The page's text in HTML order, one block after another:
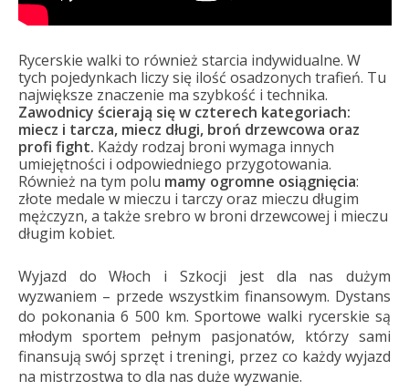
Rycerskie walki to również starcia indywidualne. W
tych pojedynkach liczy się ilość osadzonych trafień. Tu
największe znaczenie ma szybkość i technika.
Zawodnicy ścierają się w czterech kategoriach:
miecz i tarcza, miecz długi, broń drzewcowa oraz
profi fight. Każdy rodzaj broni wymaga innych
umiejętności i odpowiedniego przygotowania.
Również na tym polu mamy ogromne osiągnięcia:
złote medale w mieczu i tarczy oraz mieczu długim
mężczyzn, a także srebro w broni drzewcowej i mieczu
długim kobiet.
Wyjazd do Włoch i Szkocji jest dla nas dużym
wyzwaniem – przede wszystkim finansowym. Dystans
do pokonania 6 500 km. Sportowe walki rycerskie są
młodym sportem pełnym pasjonatów, którzy sami
finansują swój sprzęt i treningi, przez co każdy wyjazd
na mistrzostwa to dla nas duże wyzwanie.